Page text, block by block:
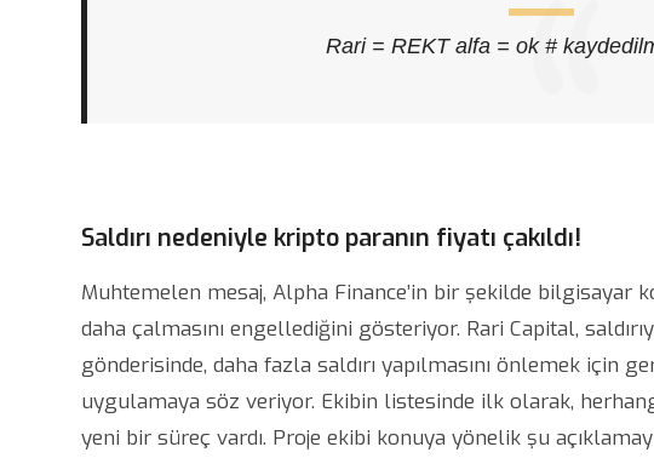
Rari = REKT alfa = ok #
Saldırı nedeniyle kripto paranın fiyatı çakıldı!
Muhtemelen mesaj, Alpha Finance’in bir şekilde bilgisayar
daha çalmasını engellediğini gösteriyor. Rari Capital,
gönderisinde, daha fazla saldırı yapılmasını önlemek için
uygulamaya söz veriyor. Ekibin listesinde ilk olarak,
yeni bir süreç vardı. Proje ekibi konuya yönelik şu